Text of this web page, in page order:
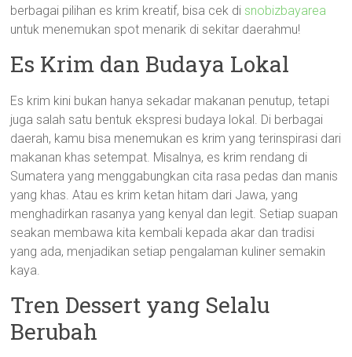
berbagai pilihan es krim kreatif, bisa cek di snobizbayarea
untuk menemukan spot menarik di sekitar daerahmu!
Es Krim dan Budaya Lokal
Es krim kini bukan hanya sekadar makanan penutup, tetapi
juga salah satu bentuk ekspresi budaya lokal. Di berbagai
daerah, kamu bisa menemukan es krim yang terinspirasi dari
makanan khas setempat. Misalnya, es krim rendang di
Sumatera yang menggabungkan cita rasa pedas dan manis
yang khas. Atau es krim ketan hitam dari Jawa, yang
menghadirkan rasanya yang kenyal dan legit. Setiap suapan
seakan membawa kita kembali kepada akar dan tradisi
yang ada, menjadikan setiap pengalaman kuliner semakin
kaya.
Tren Dessert yang Selalu
Berubah